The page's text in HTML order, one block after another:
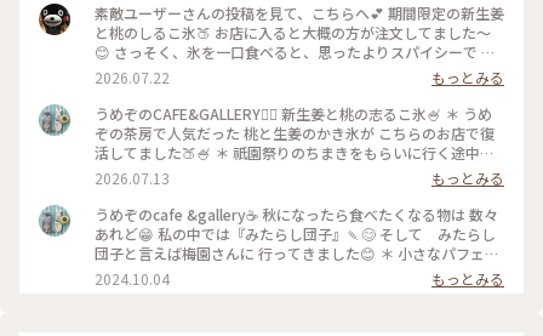
素敵ユーザーさんの投稿を見て、こちらへ💕 期間限定の新生姜
と桃のしるこ氷🍑 お店に入ると大概の方が注文してました〜
😊 さっそく、氷を一口食べると、思ったよりスパイシーで 生
姜の風味が口いっぱい広がります🥰 氷で生姜…はじめて…！
桃も程よい量で、食べ進めると下には、こし餡！ だから、し
るこなんですね〜🤔 頼んだ時は、何でだろうと思ったけど、な
るほど〜です😘 この後も、山鉾巡りなので、あっという間に
汗💦になるけど、 真夏に食べるかき氷🍧、魅力的ですよね✨✨
2026.07.22
もっとみる
うめぞのCAFE&GALLERY🏳️‍🌈 新生姜と桃の志るこ氷🍧 ＊ うめ
ぞの茶房で人気だった 桃と生姜のかき氷が こちらのお店で復
活してました🍑🍧 ＊ 祇園祭りのちまきをもらいに行く途中に
寄ろうかなどうしようかな？と 考えながら前を通ったら桃氷
の看板でていたので スルーできませんでした😆 ＊ ぴりりとく
る新生姜のシロップが すごいアクセントになって🫚 合間合間
にみずみずしい桃のスライスを いただきます🍑 ちょっと見え
づらいですが 中にはもっちり白玉と そしてこし餡が入ってい
るので 最後には、しるこ氷としていただきました😊 ＊ 人気か
き氷だけに🍧 私が最後の一杯だったようで 注文したあとにす
2026.07.13
もっとみる
うめぞのcafe &gallery☕️ 秋になったら食べたくなる物は 数々
あれど😁 私の中では『みたらし団子』🍡😊 そして みたらし
団子と言えば梅園さんに 行ってきました😊 ＊ 小さなパフェと
みたらし団子のセット🩷 この小さなパフェのセットが復活し
て 小躍りです😁 パフェにはわらび餅と小さな抹茶アイスとク
2024.10.04 もっとみる